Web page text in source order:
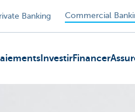
Banking Commercial
InvestirFinancer